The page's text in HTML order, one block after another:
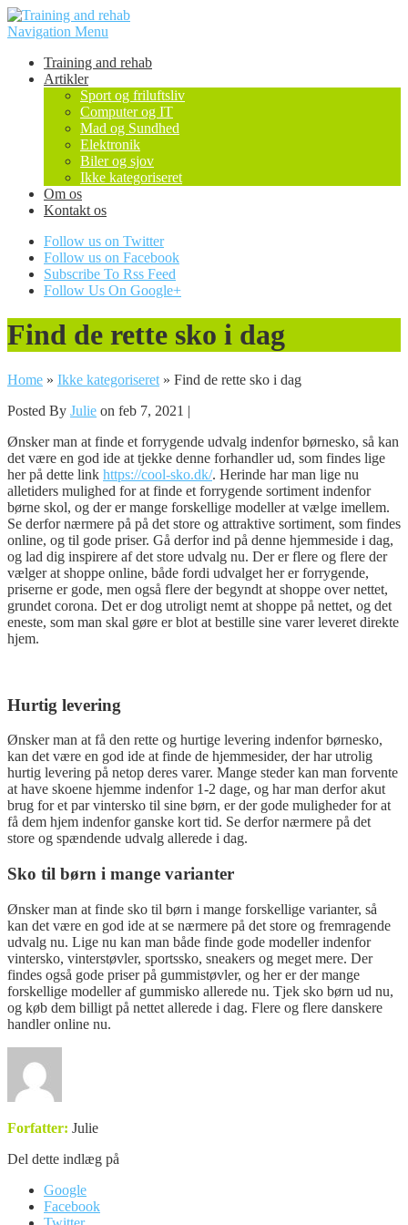
Navigation Menu
Training and rehab
Artikler
Sport og friluftsliv
Computer og IT
Mad og Sundhed
Elektronik
Biler og sjov
Ikke kategoriseret
Om os
Kontakt os
Follow us on Twitter
Follow us on Facebook
Subscribe To Rss Feed
Follow Us On Google+
Find de rette sko i dag
Home » Ikke kategoriseret » Find de rette sko i dag
Posted By Julie on feb 7, 2021 |
Ønsker man at finde et forrygende udvalg indenfor børnesko, så kan
det være en god ide at tjekke denne forhandler ud, som findes lige
her på dette link https://cool-sko.dk/. Herinde har man lige nu
alletiders mulighed for at finde et forrygende sortiment indenfor
børne skol, og der er mange forskellige modeller at vælge imellem.
Se derfor nærmere på på det store og attraktive sortiment, som findes
online, og til gode priser. Gå derfor ind på denne hjemmeside i dag,
og lad dig inspirere af det store udvalg nu. Der er flere og flere der
vælger at shoppe online, både fordi udvalget her er forrygende,
priserne er gode, men også flere der begyndt at shoppe over nettet,
grundet corona. Det er dog utroligt nemt at shoppe på nettet, og det
eneste, som man skal gøre er blot at bestille sine varer leveret direkte
hjem.
Hurtig levering
Ønsker man at få den rette og hurtige levering indenfor børnesko,
kan det være en god ide at finde de hjemmesider, der har utrolig
hurtig levering på netop deres varer. Mange steder kan man forvente
at have skoene hjemme indenfor 1-2 dage, og har man derfor akut
brug for et par vintersko til sine børn, er der gode muligheder for at
få dem hjem indenfor ganske kort tid. Se derfor nærmere på det
store og spændende udvalg allerede i dag.
Sko til børn i mange varianter
Ønsker man at finde sko til børn i mange forskellige varianter, så
kan det være en god ide at se nærmere på det store og fremragende
udvalg nu. Lige nu kan man både finde gode modeller indenfor
vintersko, vinterstøvler, sportssko, sneakers og meget mere. Der
findes også gode priser på gummistøvler, og her er der mange
forskellige modeller af gummisko allerede nu. Tjek sko børn ud nu,
og køb dem billigt på nettet allerede i dag. Flere og flere danskere
handler online nu.
Forfatter: Julie
Del dette indlæg på
Google
Facebook